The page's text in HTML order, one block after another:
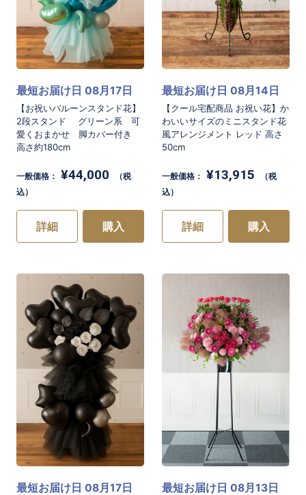
【お祝いバルーンスタンド花】
2段スタンド グリーン系 可
愛くおまかせ 脚カバー付き
高さ約180cm
最短お届け日 08月17日
一般価格： ¥44,000
（税
込）
詳細 購入
【クール宅配商品 お祝い花】か
わいいサイズのミニスタンド花
風アレンジメント レッド 高さ
50cm
最短お届け日 08月14日
一般価格： ¥13,915
（税
込）
詳細 購入
最短お届け日 08月17日 最短お届け日 08月13日